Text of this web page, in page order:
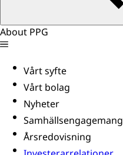
About PPG
Vårt syfte
Vårt bolag
Nyheter
Samhällsengagemang
Årsredovisning